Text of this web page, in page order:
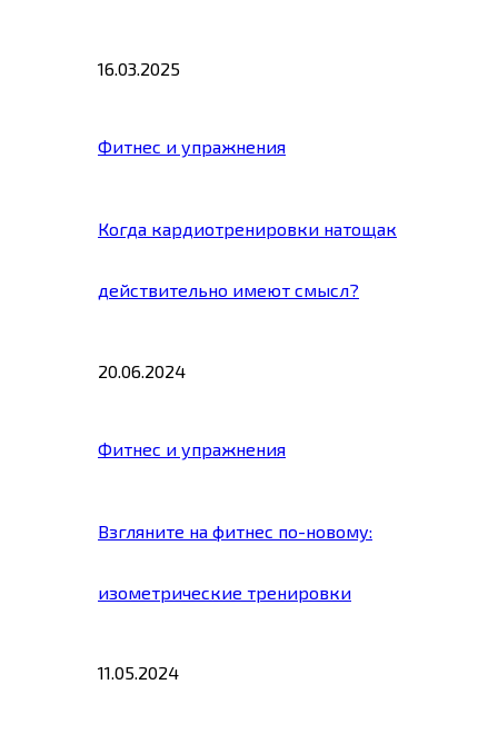
16.03.2025
Фитнес и упражнения
Когда кардиотренировки натощак
действительно имеют смысл?
20.06.2024
Фитнес и упражнения
Взгляните на фитнес по-новому:
изометрические тренировки
11.05.2024